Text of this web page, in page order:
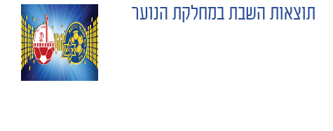
תוצאות השבת במחלקת הנוער